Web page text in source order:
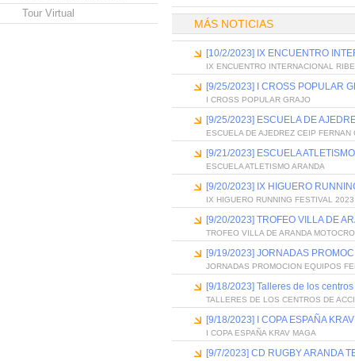
Tour Virtual
MÁS NOTICIAS
[10/2/2023] IX ENCUENTRO
IX ENCUENTRO INTERNACIONAL
[9/25/2023] I CROSS POPULAR
I CROSS POPULAR GRAJO
[9/25/2023] ESCUELA DE
ESCUELA DE AJEDREZ CEIP FERNAN
[9/21/2023] ESCUELA
ESCUELA ATLETISMO ARANDA
[9/20/2023] IX HIGUERO
IX HIGUERO RUNNING FESTIVAL 2023
[9/20/2023] TROFEO VILLA DE
TROFEO VILLA DE ARANDA
[9/19/2023] JORNADAS
JORNADAS PROMOCION EQUIPOS
[9/18/2023] Talleres de los
TALLERES DE LOS CENTROS DE
[9/18/2023] I COPA ESPAÑA
I COPA ESPAÑA KRAV MAGA
[9/7/2023] CD RUGBY ARANDA